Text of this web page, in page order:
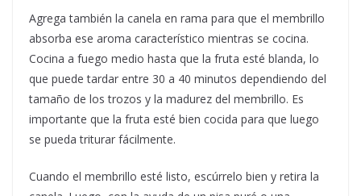
Agrega también la canela en rama para que el membrillo
absorba ese aroma característico mientras se cocina.
Cocina a fuego medio hasta que la fruta esté blanda, lo
que puede tardar entre 30 a 40 minutos dependiendo del
tamaño de los trozos y la madurez del membrillo. Es
importante que la fruta esté bien cocida para que luego
se pueda triturar fácilmente.
Cuando el membrillo esté listo, escúrrelo bien y retira la